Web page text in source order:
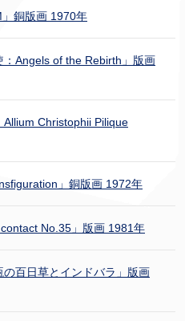
銅版画 1970年
Angels of the Rebirth」版画
Christophii Pilique
」銅版画 1972年
No.35」版画 1981年
百日草とインドバラ」版画